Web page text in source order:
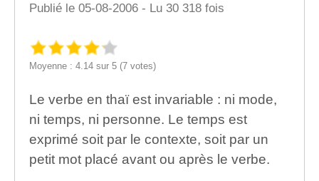
Publié le 05-08-2006 - Lu 30 318 fois
Moyenne : 4.14 sur 5 (7 votes)
Le verbe en thaï est invariable : ni mode,
ni temps, ni personne. Le temps est
exprimé soit par le contexte, soit par un
petit mot placé avant ou après le verbe.